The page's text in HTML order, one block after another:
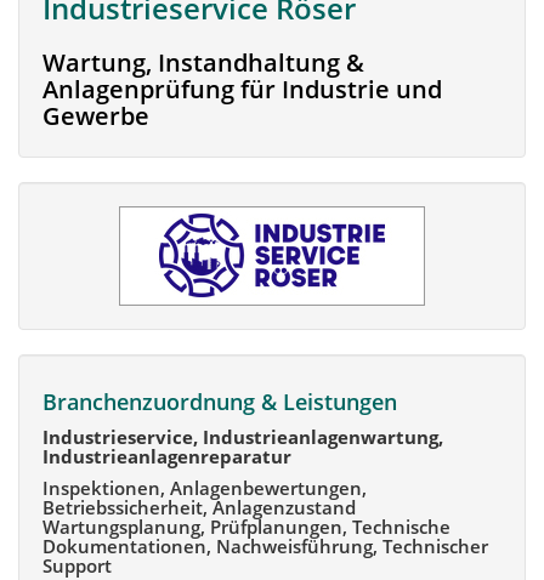
Wartung, Instandhaltung &
Anlagenprüfung für Industrie und
Gewerbe
Branchenzuordnung & Leistungen
Industrieservice, Industrieanlagenwartung,
Industrieanlagenreparatur
Inspektionen, Anlagenbewertungen,
Betriebssicherheit, Anlagenzustand
Wartungsplanung, Prüfplanungen, Technische
Dokumentationen, Nachweisführung, Technischer
Support